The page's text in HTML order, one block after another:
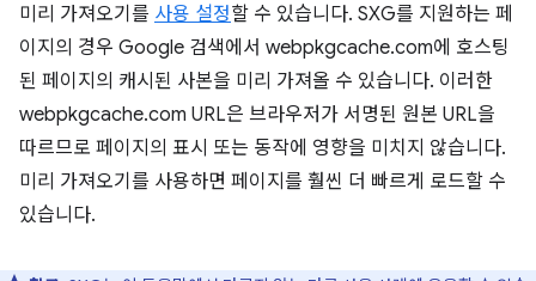
미리 가져오기를 사용 설정할 수 있습니다. SXG를 지원하는 페
이지의 경우 Google 검색에서 webpkgcache.com에 호스팅
된 페이지의 캐시된 사본을 미리 가져올 수 있습니다. 이러한
webpkgcache.com URL은 브라우저가 서명된 원본 URL을
따르므로 페이지의 표시 또는 동작에 영향을 미치지 않습니다.
미리 가져오기를 사용하면 페이지를 훨씬 더 빠르게 로드할 수
있습니다.